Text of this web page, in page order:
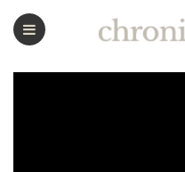
CHRONICLEFRED